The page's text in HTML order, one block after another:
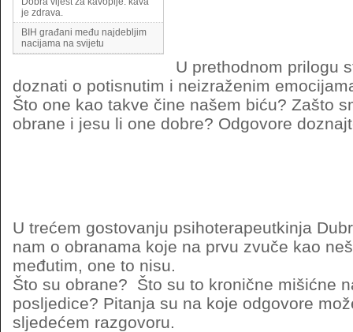
je zdrava.
BIH građani među najdebljim
nacijama na svijetu
U prethodnom prilogu
doznati o potisnutim i neizraženim
Što one kao takve čine našem biću? Zašto
obrane i jesu li one dobre? Odgovore
U trećem gostovanju psihoterapeutkinja
nam o obranama koje na prvu zvuče kao
međutim, one to nisu.
Što su obrane? Što su to kronične mišićne
posljedice? Pitanja su na koje odgovore
sljedećem razgovoru.